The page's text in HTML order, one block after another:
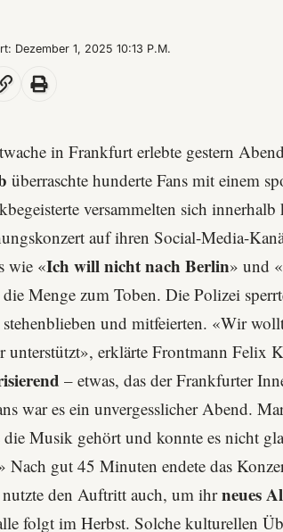
Dezember 1, 2025 10:13 P.m.
in Frankfurt erlebte gestern
überraschte hunderte Fans mit einem
versammelten sich
auf ihren Social-Media-
wie «Ich will nicht nach Berlin» und «
Menge zum Toben. Die Polizei
stehenblieben und mitfeierten. «Wir
unterstützt», erklärte Frontmann Felix
– etwas, das der Frankfurter
war es ein unvergesslicher Abend.
die Musik gehört und konnte es nicht
Nach gut 45 Minuten endete das
den Auftritt auch, um ihrneues
folgt im Herbst. Solche kulturellen